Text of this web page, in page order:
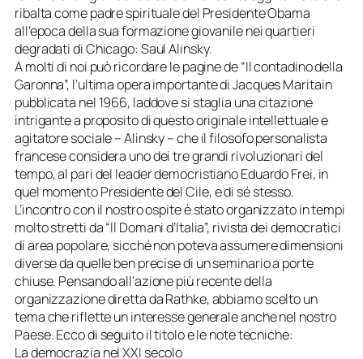
ribalta come padre spirituale del Presidente Obama
all’epoca della sua formazione giovanile nei quartieri
degradati di Chicago: Saul Alinsky.
A molti di noi può ricordare le pagine de “Il contadino della
Garonna”, l’ultima opera importante di Jacques Maritain
pubblicata nel 1966, laddove si staglia una citazione
intrigante a proposito di questo originale intellettuale e
agitatore sociale – Alinsky – che il filosofo personalista
francese considera uno dei tre grandi rivoluzionari del
tempo, al pari del leader democristiano Eduardo Frei, in
quel momento Presidente del Cile, e di sé stesso.
L’incontro con il nostro ospite è stato organizzato in tempi
molto stretti da “Il Domani d’Italia”, rivista dei democratici
di area popolare, sicché non poteva assumere dimensioni
diverse da quelle ben precise di un seminario a porte
chiuse. Pensando all’azione più recente della
organizzazione diretta da Rathke, abbiamo scelto un
tema che riflette un interesse generale anche nel nostro
Paese. Ecco di seguito il titolo e le note tecniche:
La democrazia nel XXI secolo